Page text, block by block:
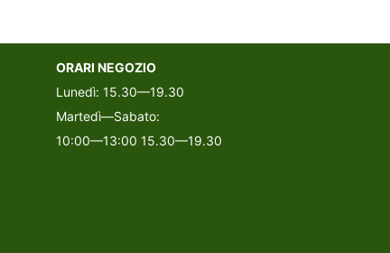
ORARI NEGOZIO
Lunedì: 15.30—19.30
Martedì—Sabato:
10:00—13:00 15.30—19.30